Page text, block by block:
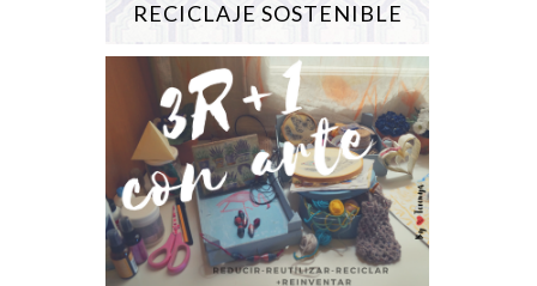
RECICLAJE SOSTENIBLE